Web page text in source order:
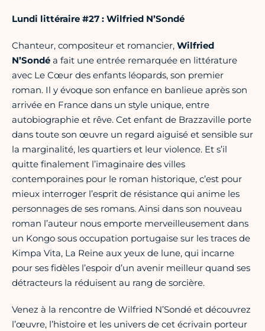
Lundi littéraire #27 : Wilfried N’Sondé
Chanteur, compositeur et romancier, Wilfried
N’Sondé a fait une entrée remarquée en littérature
avec Le Cœur des enfants léopards, son premier
roman. Il y évoque son enfance en banlieue après son
arrivée en France dans un style unique, entre
autobiographie et rêve. Cet enfant de Brazzaville porte
dans toute son œuvre un regard aiguisé et sensible sur
la marginalité, les quartiers et leur violence. Et s’il
quitte finalement l’imaginaire des villes
contemporaines pour le roman historique, c’est pour
mieux interroger l’esprit de résistance qui anime les
personnages de ses romans. Ainsi dans son nouveau
roman l’auteur nous emporte merveilleusement dans
un Kongo sous occupation portugaise sur les traces de
Kimpa Vita, La Reine aux yeux de lune, qui incarne
pour ses fidèles l’espoir d’un avenir meilleur quand ses
détracteurs la réduisent au rang de sorcière.
Venez à la rencontre de Wilfried N’Sondé et découvrez
l’œuvre, l’histoire et les univers de cet écrivain porteur